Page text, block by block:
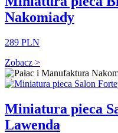
Nakomiady
289 PLN
Zobacz >
Miniatura pieca
Lawenda